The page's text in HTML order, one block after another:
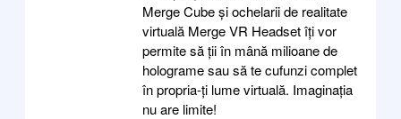
Merge Cube și ochelarii de realitate
virtuală Merge VR Headset îți vor
permite să ții în mână milioane de
holograme sau să te cufunzi complet
în propria-ți lume virtuală. Imaginația
nu are limite!